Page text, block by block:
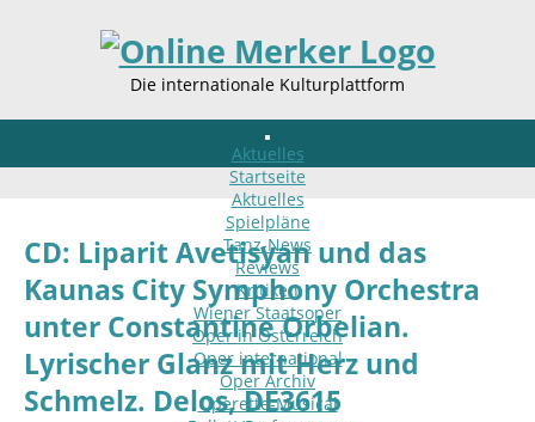
Die internationale Kulturplattform
Aktuelles
Startseite
Aktuelles
Spielpläne
Tanz-News
Reviews
Kritiken
Wiener Staatsoper
Oper in Österreich
Oper international
Oper Archiv
Operette-Musical
CD: Liparit Avetisyan und das
Kaunas City Symphony Orchestra
unter Constantine Orbelian.
Lyrischer Glanz mit Herz und
Schmelz. Delos, DE3615